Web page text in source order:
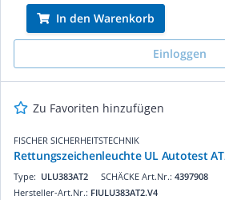
In den Warenkorb
Einloggen
Zu Favoriten hinzufügen
FISCHER SICHERHEITSTECHNIK
Rettungszeichenleuchte UL Autotest
SCHÄCKE Art.Nr.: 4397908
Type: ULU383AT2
Hersteller-Art.Nr.: FIULU383AT2.V4